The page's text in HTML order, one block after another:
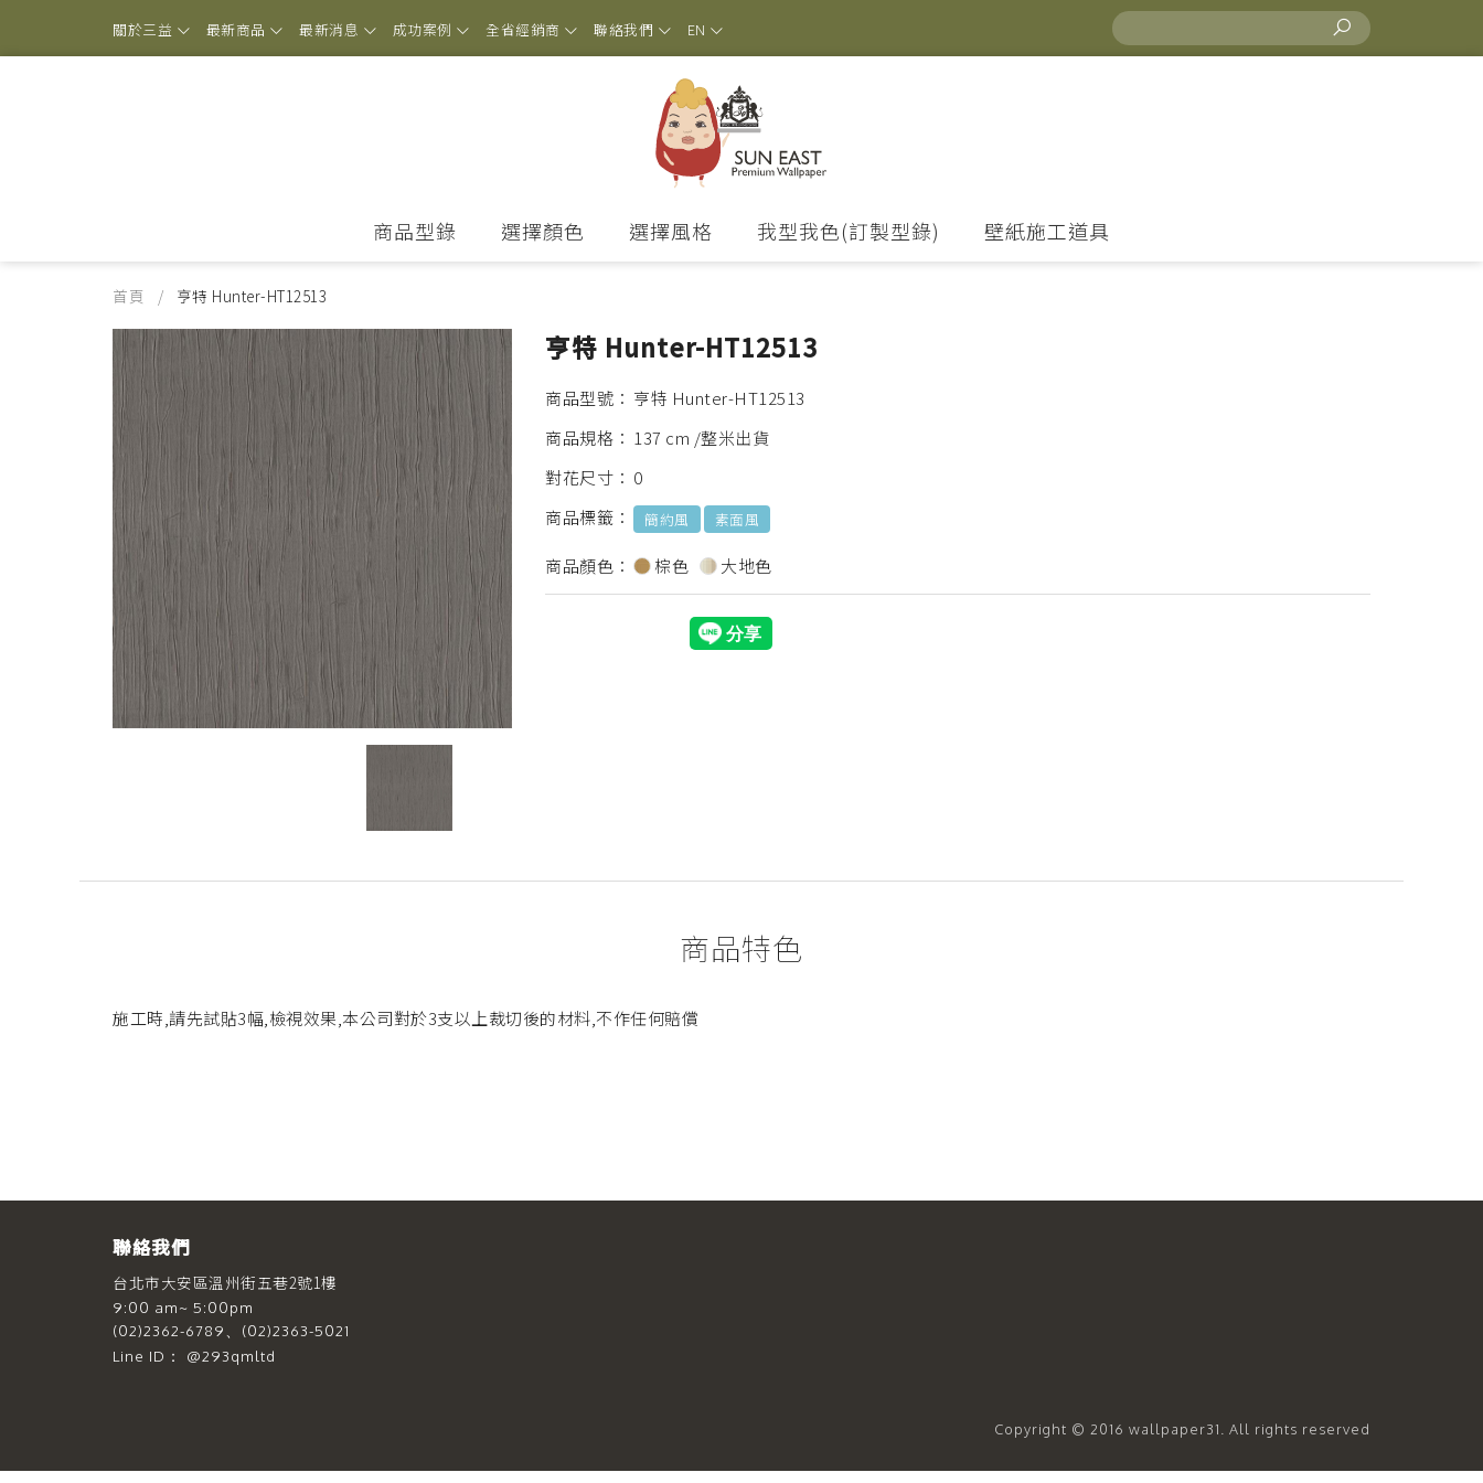
關於三益 最新商品 最新消息 成功案例 全省經銷商 聯絡我們 EN
商品型錄 選擇顏色 選擇風格 我型我色(訂製型錄) 壁紙施工道具
首頁 亨特 Hunter-HT12513
亨特 Hunter-HT12513
商品型號： 亨特 Hunter-HT12513
商品規格： 137 cm /整米出貨
對花尺寸： 0
商品標籤：
簡約風 素面風
商品顏色： 棕色 大地色
商品特色
施工時,請先試貼3幅,檢視效果,本公司對於3支以上裁切後的材料,不作任何賠償
聯絡我們
台北市大安區溫州街五巷2號1樓
9:00 am~ 5:00pm
(02)2362-6789、(02)2363-5021
Line ID： @293qmltd
Copyright © 2016 wallpaper31. All rights reserved